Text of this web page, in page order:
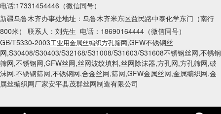
电话:17331454446（微信同号）
新疆乌鲁木齐办事处地址：乌鲁木齐米东区益民路中泰化学东门（南行
800米） 联系人：刘先生 电话：18690164444（微信同号）
GB/T5330-2003工业用金属丝编织方孔筛网 ,GFW不锈钢丝
网,S30408/S30403/S32168/S31008/S31603/S31608不锈钢丝网,不锈钢
筛网,不锈钢网,GFW丝网,丝网波纹填料,丝网除沫器,方孔网,方孔筛网,破
沫网,不锈钢筛网,不锈钢网,合金丝网,筛网,GFW金属丝网,金属编织网,金
属丝编织网厂家安平县茂群丝网制造有限公司